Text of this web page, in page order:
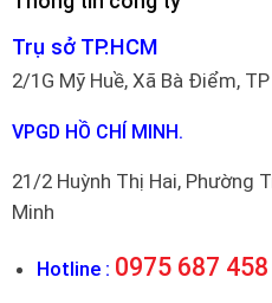
Trụ sở TP.HCM
2/1G Mỹ Huề, Xã Bà Điểm,
VPGD HỒ CHÍ MINH.
21/2 Huỳnh Thị Hai, Phường
Minh
Hotline : 0975 687 458